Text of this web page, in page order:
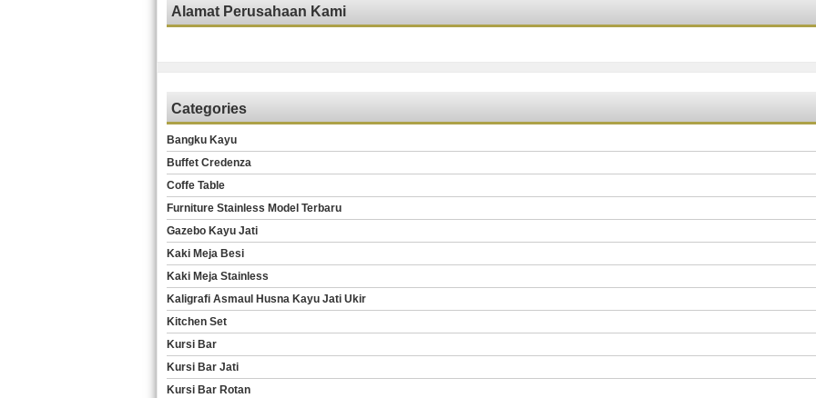
Alamat Perusahaan Kami
Categories
Bangku Kayu
Buffet Credenza
Coffe Table
Furniture Stainless Model Terbaru
Gazebo Kayu Jati
Kaki Meja Besi
Kaki Meja Stainless
Kaligrafi Asmaul Husna Kayu Jati Ukir
Kitchen Set
Kursi Bar
Kursi Bar Jati
Kursi Bar Rotan